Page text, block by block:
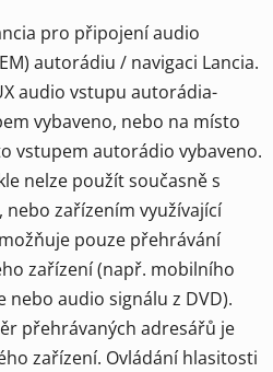
pro připojení audio
autorádiu / navigaci Lancia.
audio vstupu autorádia-
vybaveno, nebo na místo
vstupem autorádio vybaveno.
nelze použít současně s
zařízením využívající
pouze přehrávání
zařízení (např. mobilního
audio signálu z DVD).
přehrávaných adresářů je
zařízení. Ovládání hlasitosti